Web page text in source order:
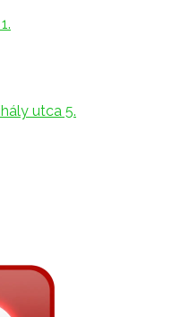
utca 5.